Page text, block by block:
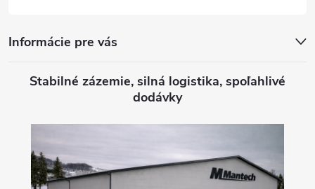
Informácie pre vás
Stabilné zázemie, silná logistika, spoľahlivé
dodávky